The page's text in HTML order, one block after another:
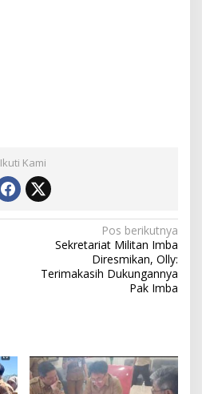
Ikuti Kami
Pos berikutnya
Sekretariat Militan Imba
Diresmikan, Olly:
Terimakasih Dukungannya
Pak Imba